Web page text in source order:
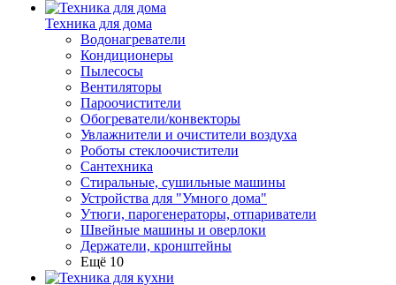
Техника для дома
Водонагреватели
Кондиционеры
Пылесосы
Вентиляторы
Пароочистители
Обогреватели/конвекторы
Увлажнители и очистители воздуха
Роботы стеклоочистители
Сантехника
Стиральные, сушильные машины
Устройства для "Умного дома"
Утюги, парогенераторы, отпариватели
Швейные машины и оверлоки
Держатели, кронштейны
Ещё 10